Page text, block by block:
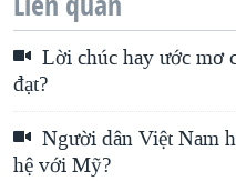
Lời chúc hay ước mơ
đạt?
Người dân Việt Nam
hệ với Mỹ?